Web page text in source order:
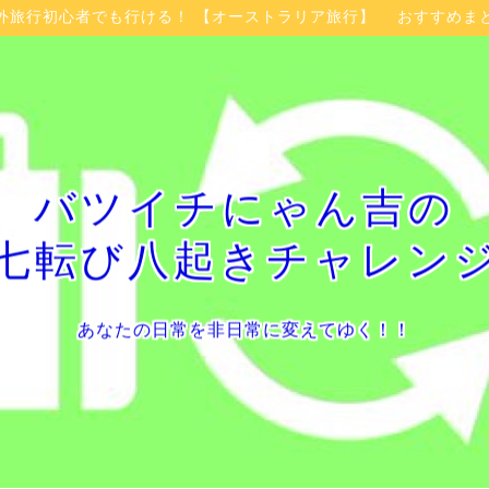
旅行初心者でも行ける！ 【オーストラリア旅行】 おすすめま
バツイチにゃん吉の
転び八起きチャレン
あなたの日常を非日常に変えてゆく！！